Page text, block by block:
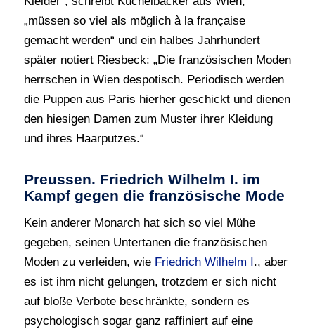
„müssen so viel als möglich à la française
gemacht werden“ und ein halbes Jahrhundert
später notiert Riesbeck: „Die französischen Moden
herrschen in Wien despotisch. Periodisch werden
die Puppen aus Paris hierher geschickt und dienen
den hiesigen Damen zum Muster ihrer Kleidung
und ihres Haarputzes.“
Preussen. Friedrich Wilhelm I. im
Kampf gegen die französische Mode
Kein anderer Monarch hat sich so viel Mühe
gegeben, seinen Untertanen die französischen
Moden zu verleiden, wie Friedrich Wilhelm I ., aber
es ist ihm nicht gelungen, trotzdem er sich nicht
auf bloße Verbote beschränkte, sondern es
psychologisch sogar ganz raffiniert auf eine